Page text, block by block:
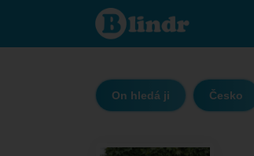
Kostka
19 -
On
město
Praha -
Praha
On hledá ji Česko